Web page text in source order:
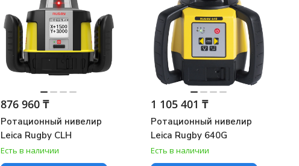
876 960 ₸
Ротационный нивелир
Leica Rugby CLH
Есть в наличии
1 105 401 ₸
Ротационный нивелир
Leica Rugby 640G
Есть в наличии